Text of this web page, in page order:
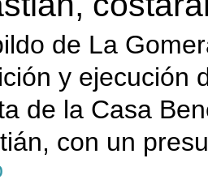
de La
y ejecución
de la Casa
con un